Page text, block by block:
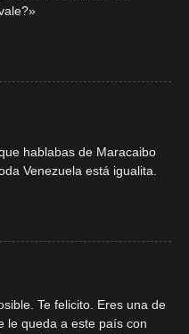
hablabas de Maracaibo
Venezuela está igualita.
Te felicito. Eres una de
le queda a este país con